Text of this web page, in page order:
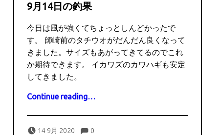
9月14日の釣果
今日は風が強くてちょっとしんどかったで
す。 師崎前のタチウオがだんだん良くなって
きました。サイズもあがってきてるのでこれ
か期待できます。 イカワズのカワハギも安定
してきました。
Continue reading“9月14日の釣果”
…
14 9月 2020
captains Comments:0